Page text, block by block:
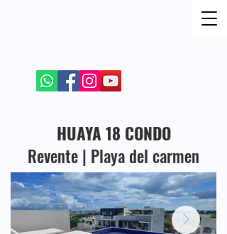
HUAYA 18 CONDO
Revente | Playa del carmen